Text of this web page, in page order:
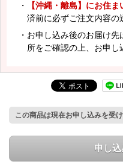
・ 【沖縄・離島】にお住
済前に必ずご注文内容の
・お申し込み後のお届け
所をご確認の上、お申し
この商品は現在お申し込みを受
申し